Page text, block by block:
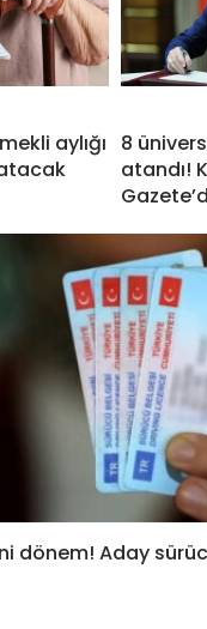
aylığı
8
atandı!
dönem! Aday